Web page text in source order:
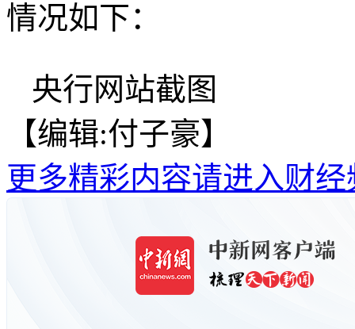
情况如下：
央行网站截图
【编辑:付子豪】
更多精彩内容请进入财经